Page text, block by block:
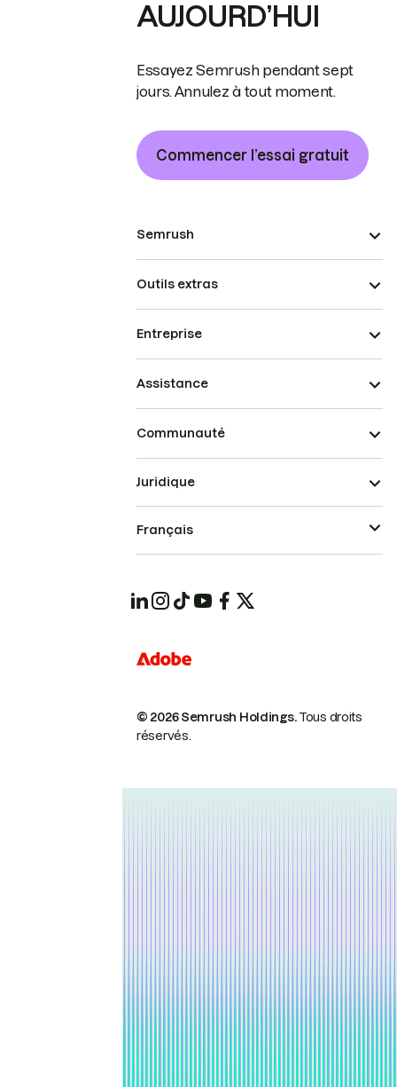
AUJOURD’HUI
Essayez Semrush pendant sept
jours. Annulez à tout moment.
Commencer l’essai gratuit
Semrush
Outils extras
Entreprise
Assistance
Communauté
© 2026 Semrush Holdings.Tous droits
réservés.
Juridique
Français